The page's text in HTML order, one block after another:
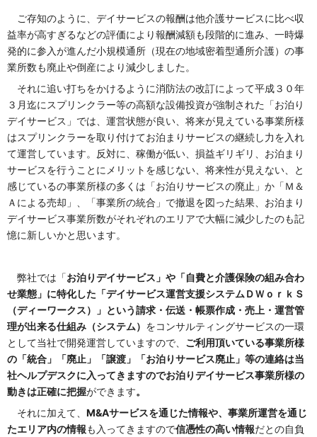
ご存知のように、デイサービスの報酬は他介護サービスに比べ収
益率が高すぎるなどの評価により報酬減額も段階的に進み、一時爆
発的に参入が進んだ小規模通所（現在の地域密着型通所介護）の事
業所数も廃止や倒産により減少しました。
それに追い打ちをかけるように消防法の改訂によって平成３０年
３月迄にスプリンクラー等の高額な設備投資が強制された「お泊り
デイサービス」では、運営状態が良い、将来が見えている事業所様
はスプリンクラーを取り付けてお泊まりサービスの継続し力を入れ
て運営しています。反対に、稼働が低い、損益ギリギリ、お泊まり
サービスを行うことにメリットを感じない、将来性が見えない、と
感じているの事業所様の多くは「お泊りサービスの廃止」か「Ｍ＆
Ａによる売却」、「事業所の統合」で撤退を図った結果、お泊まり
デイサービス事業所数がそれぞれのエリアで大幅に減少したのも記
憶に新しいかと思います。
弊社では「お泊りデイサービス」や「自費と介護保険の組み合わ
せ業態」に特化した「デイサービス運営支援システムＤＷｏｒｋＳ
（ディーワークス）」という請求・伝送・帳票作成・売上・運営管
理が出来る仕組み（システム） をコンサルティングサービスの一環
として当社で開発運営していますので、 ご利用頂いている事業所様
の「統合」「廃止」「譲渡」「お泊りサービス廃止」等の連絡は当
社ヘルプデスクに入ってきますのでお泊りデイサービス事業所様の
動きは正確に把握ができます。
それに加えて、 M&Aサービスを通じた情報や、事業所運営を通じ
たエリア内の情報も入ってきますので信憑性の高い情報だとの自負